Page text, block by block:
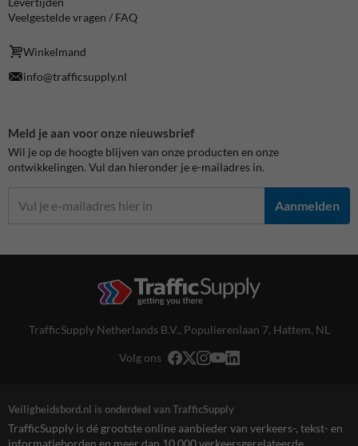
Veelgestelde vragen / FAQ
Winkelmand
info@trafficsupply.nl
Meld je aan voor onze nieuwsbrief
Wil je op de hoogte blijven van onze producten en onze
ontwikkelingen. Vul dan hieronder je e-mailadres in.
Aanmelden
TrafficSupply Netherlands B.V., Populierenlaan 7, Hattem, NL
Volg ons
Veiligheidsbord.nl is onderdeel van TrafficSupply
TrafficSupply is dé grootste online aanbieder van verkeers-, tekst- en